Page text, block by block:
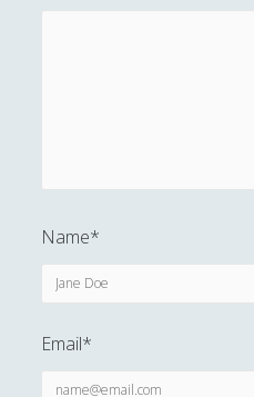
Sonia Cosio
Sergio Pampanini
Name*
Email*